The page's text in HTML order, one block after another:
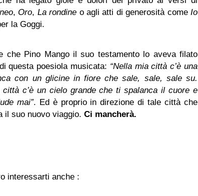
, Oro, La rondine o agli atti di generosità comeIo
la Goggi.
che Pino Mango il suo testamento lo aveva filato
questa poesiola musicata: “Nella mia città c’è una
con un glicine in fiore che sale, sale, sale su.
città c’è un cielo grande che ti spalanca il cuore e
mai”. Ed è proprio in direzione di tale città che
il suo nuovo viaggio. Ci mancherà.
interessarti anche :